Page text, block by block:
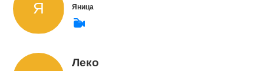
Яница
Леко